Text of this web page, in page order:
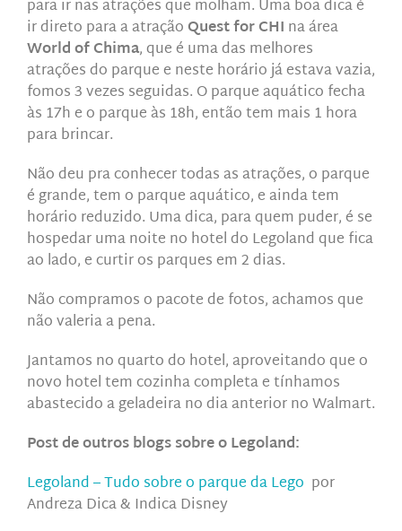
para ir nas atrações que molham. Uma boa dica é
ir direto para a atraçãoQuest for CHI na área
World of Chima, que é uma das melhores
atrações do parque e neste horário já estava vazia,
fomos 3 vezes seguidas. Oparque aquático fecha
às 17h e o parque às 18h, então tem mais 1 hora
para brincar.
Não deu pra conhecer todas as atrações, o parque
é grande, tem o parque aquático, e ainda tem
horário reduzido. Uma dica, para quem puder, é se
hospedar uma noite no hotel do Legoland que fica
ao lado, e curtir os parques em 2 dias.
Não compramos o pacote de fotos, achamos que
não valeria a pena.
Jantamos no quarto do hotel, aproveitando que o
novo hotel tem cozinha completa e tínhamos
abastecido a geladeira no dia anterior no Walmart.
Post de outros blogs sobre o Legoland:
Legoland – Tudo sobre o parque da Lego por
Andreza Dica & Indica Disney